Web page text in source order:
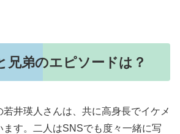
兄弟のエピソードは？
井瑛人さんは、共に高身長でイケメ
ます。二人はSNSでも度々一緒に写